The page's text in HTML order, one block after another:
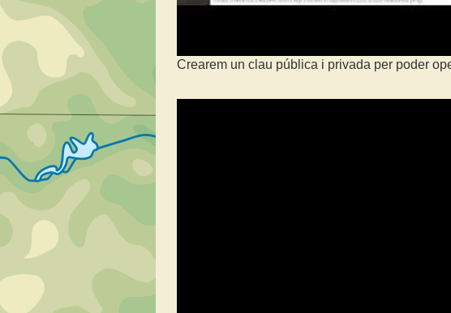
Crearem un clau pública i privada per poder